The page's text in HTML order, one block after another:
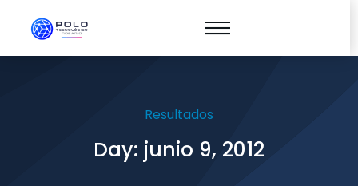
Resultados
Day: junio 9, 2012